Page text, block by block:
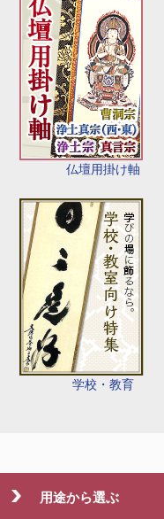
仏壇用掛け軸
学校・教育
用途から選ぶ